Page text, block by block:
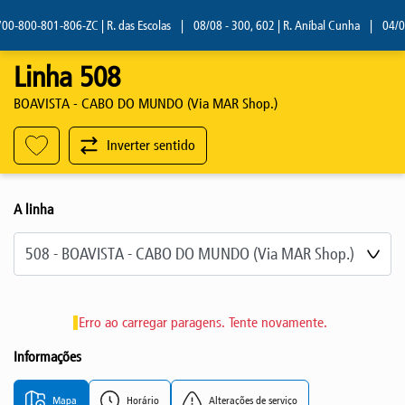
801-806-ZC | R. das Escolas | 08/08 - 300, 602 | R. Aníbal Cunha | 04/
Linha 508
BOAVISTA - CABO DO MUNDO (Via MAR Shop.)
Inverter sentido
A linha
Erro ao carregar paragens. Tente novamente.
Informações
Mapa Horário Alterações de serviço